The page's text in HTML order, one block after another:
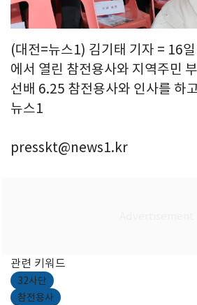
(대전=뉴스1) 김기태 기자 = 16
에서 열린 참전용사와 지역주민
선배 6.25 참전용사와 인사를 하
뉴스1
presskt@news1.kr
관련 키워드
32사단
참전용사